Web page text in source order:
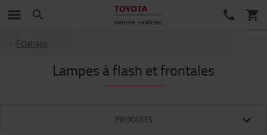
Eclairage
Lampes à flash et frontales
PRODUITS